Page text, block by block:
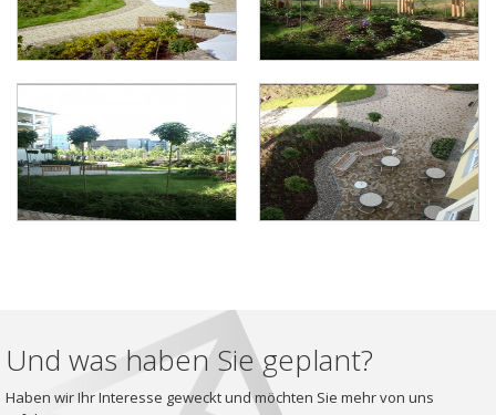
Und was haben Sie geplant?
Haben wir Ihr Interesse geweckt und möchten Sie mehr von uns